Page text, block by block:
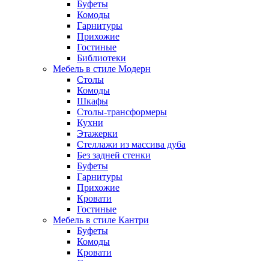
Буфеты
Комоды
Гарнитуры
Прихожие
Гостиные
Библиотеки
Мебель в стиле Модерн
Столы
Комоды
Шкафы
Столы-трансформеры
Кухни
Этажерки
Стеллажи из массива дуба
Без задней стенки
Буфеты
Гарнитуры
Прихожие
Кровати
Гостиные
Мебель в стиле Кантри
Буфеты
Комоды
Кровати